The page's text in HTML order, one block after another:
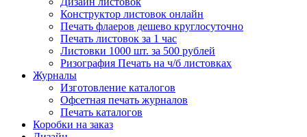
Конструктор листовок онлайн
Печать флаеров дешево круглосуточно
Печать листовок за 1 час
Листовки 1000 шт. за 500 рублей
Ризография Печать на ч/б листовках
Журналы
Изготовление каталогов
Офсетная печать журналов
Печать каталогов
Коробки на заказ